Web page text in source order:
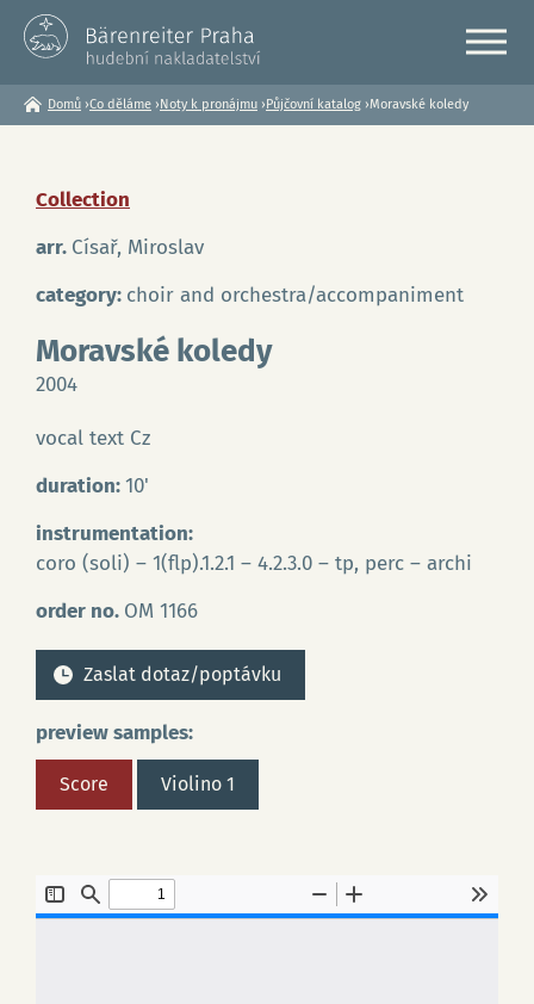
JsteDomů ›Co děláme ›Noty k pronájmu ›Půjčovní katalog ›Moravské koledy
Collection
arr. Císař, Miroslav
category: choir and orchestra/accompaniment
Moravské koledy
2004
vocal text Cz
duration:10'
instrumentation:
coro (soli) – 1(flp).1.2.1 – 4.2.3.0 – tp, perc – archi
order no. OM 1166
Zaslat dotaz/poptávku
preview samples:
Score Violino 1